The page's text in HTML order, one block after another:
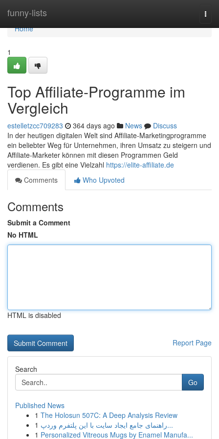
funny-lists
Home
Home
1
Top Affiliate-Programme im
Vergleich
estelletzcc709283 364 days ago News
Discuss
In der heutigen digitalen Welt sind Affiliate-Marketingprogramme
ein beliebter Weg für Unternehmen, ihren Umsatz zu steigern und
Affiliate-Marketer können mit diesen Programmen Geld
verdienen. Es gibt eine Vielzahl https://elite-affiliate.de
Comments
Who Upvoted
Comments
Submit a Comment
No HTML
HTML is disabled
Report Page
Search
Go
Published News
1 The Holosun 507C: A Deep Analysis Review
1
راهنمای جامع ایجاد سایت با این پلتفرم وردپ...
1 Personalized Vitreous Mugs by Enamel Manufa...